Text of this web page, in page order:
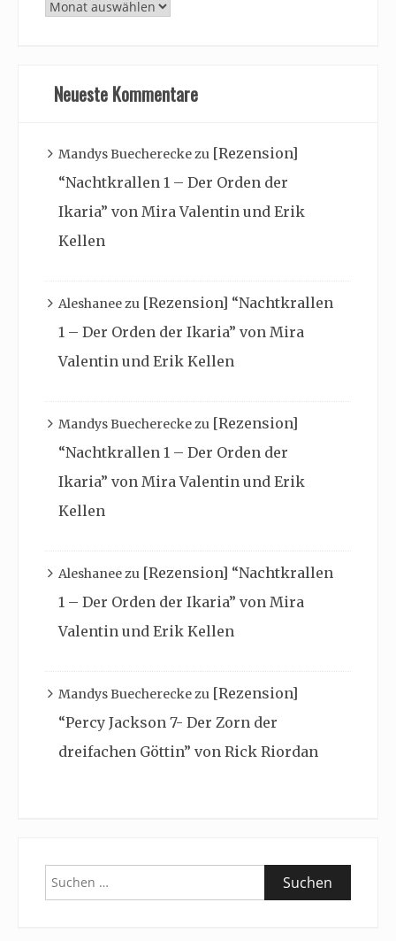
Archiv
Neueste Kommentare
Mandys Buechereckezu [Rezension]
“Nachtkrallen 1 – Der Orden der
Ikaria” von Mira Valentin und Erik
Kellen
Aleshaneezu [Rezension] “Nachtkrallen
1 – Der Orden der Ikaria” von Mira
Valentin und Erik Kellen
Mandys Buechereckezu [Rezension]
“Nachtkrallen 1 – Der Orden der
Ikaria” von Mira Valentin und Erik
Kellen
Aleshaneezu [Rezension] “Nachtkrallen
1 – Der Orden der Ikaria” von Mira
Valentin und Erik Kellen
Mandys Buechereckezu [Rezension]
“Percy Jackson 7- Der Zorn der
dreifachen Göttin” von Rick Riordan
Suchen
nach: